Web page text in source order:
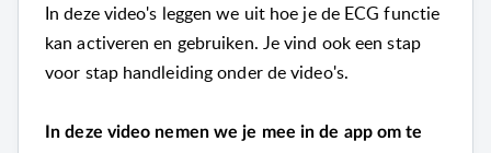
In deze video's leggen we uit hoe je de ECG functie
kan activeren en gebruiken. Je vind ook een stap
voor stap handleiding onder de video's.
In deze video nemen we je mee in de app om te